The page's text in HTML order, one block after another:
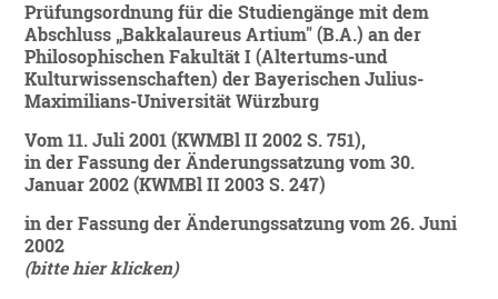
Prüfungsordnung für die Studiengänge mit dem
Abschluss „Bakkalaureus Artium" (B.A.) an der
Philosophischen Fakultät I (Altertums-und
Kulturwissenschaften) der Bayerischen Julius-
Maximilians-Universität Würzburg
Vom 11. Juli 2001 (KWMBl II 2002 S. 751),
in der Fassung der Änderungssatzung vom 30.
Januar 2002 (KWMBl II 2003 S. 247)
in der Fassung der Änderungssatzung vom 26. Juni
2002
(bitte hier klicken)